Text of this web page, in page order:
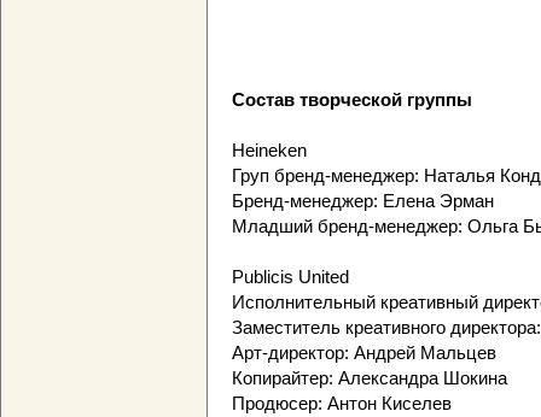
Состав творческой группы
Heineken
Груп бренд-менеджер: Наталья
Бренд-менеджер: Елена Эрман
Младший бренд-менеджер: Ольга
Publicis United
Исполнительный креативный
Заместитель креативного
Арт-директор: Андрей Мальцев
Копирайтер: Александра Шокина
Продюсер: Антон Киселев